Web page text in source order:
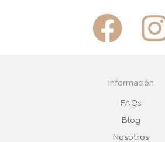
F
a
c
e
I
Información
FAQs
Blog
Nosotros